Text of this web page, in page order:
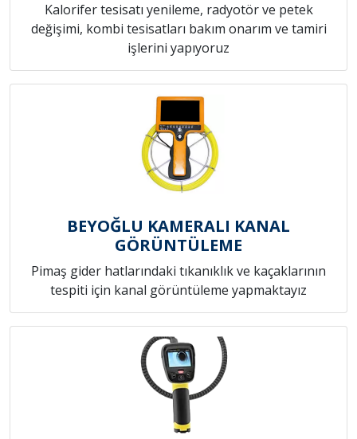
Kalorifer tesisatı yenileme, radyotör ve petek
değişimi, kombi tesisatları bakım onarım ve tamiri
işlerini yapıyoruz
BEYOĞLU KAMERALI KANAL
GÖRÜNTÜLEME
Pimaş gider hatlarındaki tıkanıklık ve kaçaklarının
tespiti için kanal görüntüleme yapmaktayız